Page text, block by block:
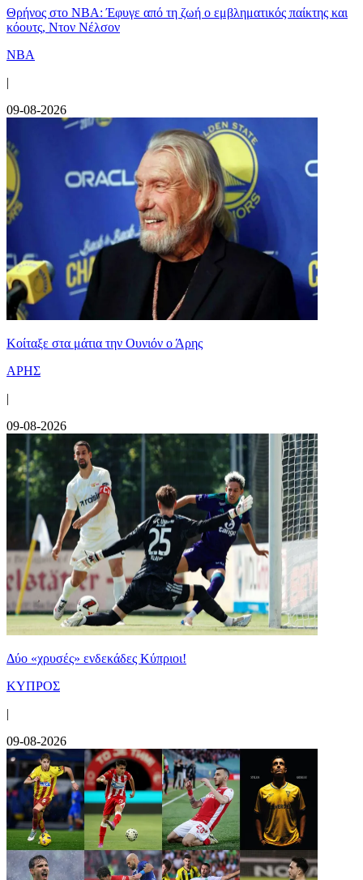
Θρήνος στο NBA: Έφυγε από τη ζωή ο εμβληματικός παίκτης και
κόουτς, Ντον Νέλσον
NBA
|
09-08-2026
Κοίταξε στα μάτια την Ουνιόν ο Άρης
ΑΡΗΣ
|
09-08-2026
Δύο «χρυσές» ενδεκάδες Κύπριοι!
ΚΥΠΡΟΣ
|
09-08-2026